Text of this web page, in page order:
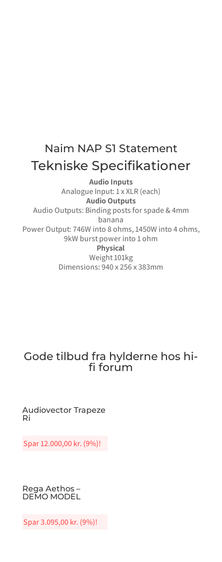
Naim NAP S1 Statement
Tekniske Specifikationer
Audio Inputs
Analogue Input: 1 x XLR (each)
Audio Outputs
Audio Outputs: Binding posts for spade & 4mm
banana
Power Output: 746W into 8 ohms, 1450W into 4 ohms,
9kW burst power into 1 ohm
Physical
Weight 101kg
Dimensions: 940 x 256 x 383mm
Gode tilbud fra hylderne hos hi-
fi forum
Audiovector Trapeze
Ri
Spar12.000,00kr. (9%)!
Rega Aethos –
DEMO MODEL
Spar3.095,00kr. (9%)!